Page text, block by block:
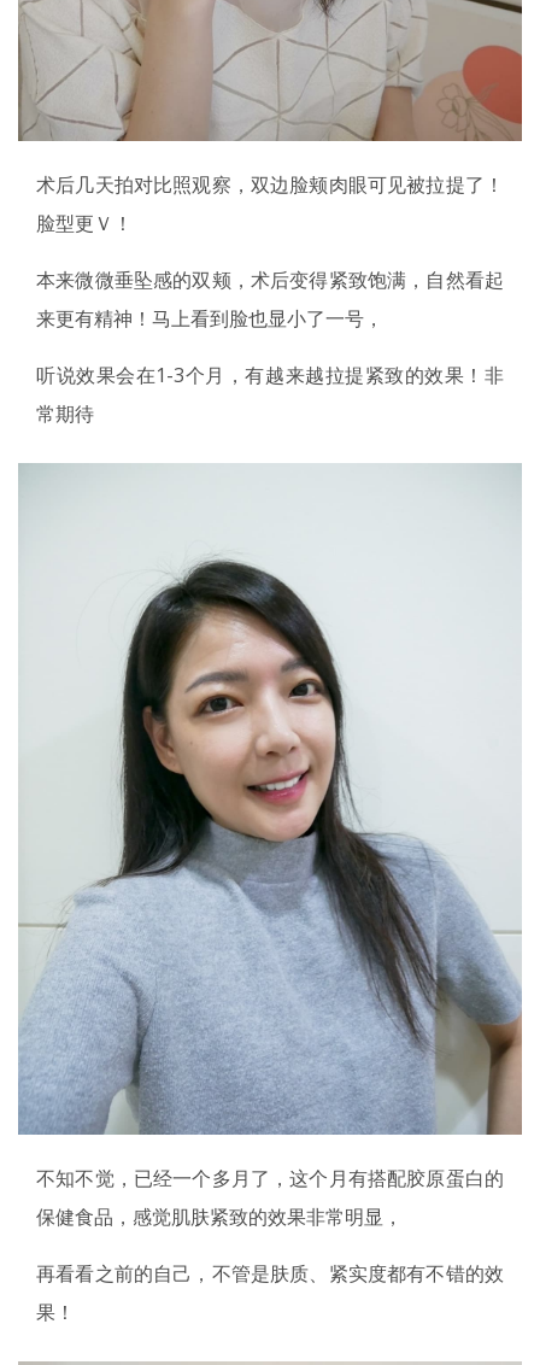
术后几天拍对比照观察，双边脸颊肉眼可见被拉提了！
脸型更Ｖ！
本来微微垂坠感的双颊，术后变得紧致饱满，自然看起
来更有精神！马上看到脸也显小了一号，
听说效果会在1-3个月，有越来越拉提紧致的效果！非
常期待
不知不觉，已经一个多月了，这个月有搭配胶原蛋白的
保健食品，感觉肌肤紧致的效果非常明显，
再看看之前的自己，不管是肤质、紧实度都有不错的效
果！